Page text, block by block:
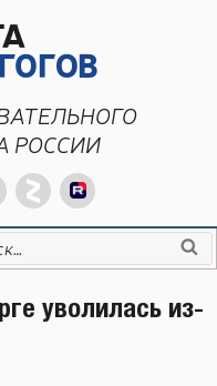
РОССИИ
уволилась из-